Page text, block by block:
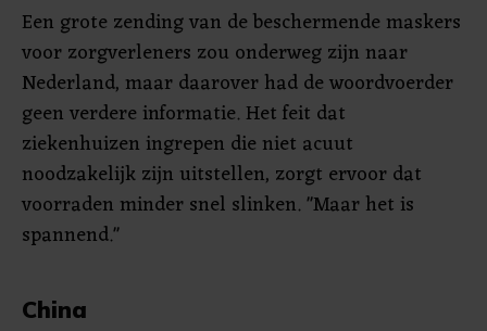
Een grote zending van de beschermende maskers
voor zorgverleners zou onderweg zijn naar
Nederland, maar daarover had de woordvoerder
geen verdere informatie. Het feit dat
ziekenhuizen ingrepen die niet acuut
noodzakelijk zijn uitstellen, zorgt ervoor dat
voorraden minder snel slinken. "Maar het is
spannend."
China